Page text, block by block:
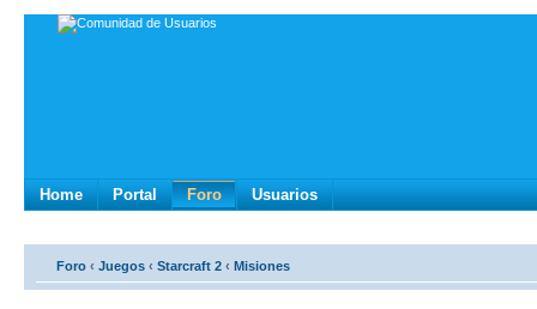
Home Portal Foro Usuarios
Foro ‹ Juegos ‹ Starcraft 2 ‹ Misiones